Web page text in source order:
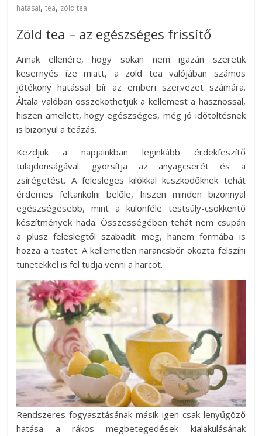
hatásai,tea, zöld tea
Zöld tea – az egészséges frissítő
Annak ellenére, hogy sokan nem igazán szeretik
kesernyés íze miatt, a zöld tea valójában számos
jótékony hatással bír az emberi szervezet számára.
Általa valóban összeköthetjük a kellemest a hasznossal,
hiszen amellett, hogy egészséges, még jó időtöltésnek
is bizonyul a teázás.
Kezdjük a napjainkban leginkább érdekfeszítő
tulajdonságával: gyorsítja az anyagcserét és a
zsírégetést. A felesleges kilókkal küszködőknek tehát
érdemes feltankolni belőle, hiszen minden bizonnyal
egészségesebb, mint a különféle testsúly-csökkentő
készítmények hada. Összességében tehát nem csupán
a plusz feleslegtől szabadít meg, hanem formába is
hozza a testet. A kellemetlen narancsbőr okozta felszíni
tünetekkel is fel tudja venni a harcot.
Rendszeres fogyasztásának másik igen csak lenyűgöző
hatása a rákos megbetegedések kialakulásának